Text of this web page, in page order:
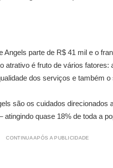
parte de R$ 41 mil e o
atrativo é fruto de vários fatores:
dos serviços e também
são os cuidados direcionados
quase 18% de toda a
CONTINUA APÓS A PUBLICIDADE